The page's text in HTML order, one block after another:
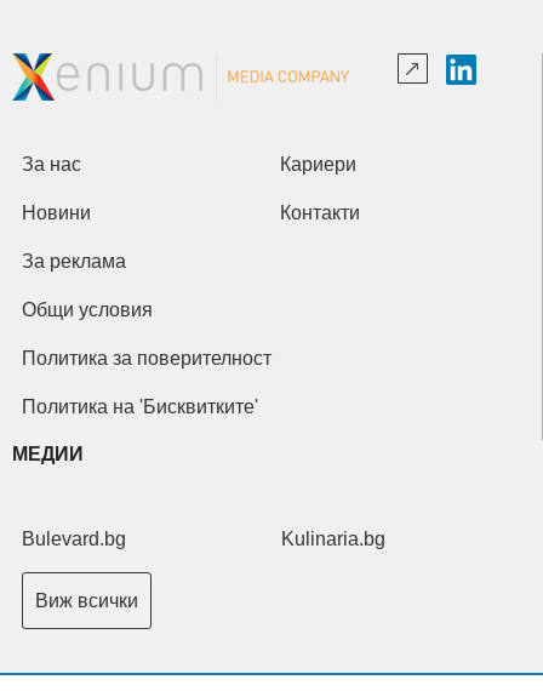
За нас Кариери
Новини Контакти
За реклама
Общи условия
Политика за поверителност
Политика на 'Бисквитките'
МЕДИИ
Bulevard.bg Kulinaria.bg
Виж всички